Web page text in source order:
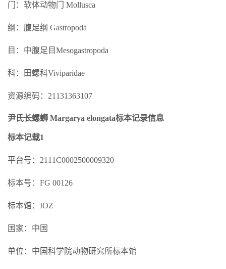
门：软体动物门 Mollusca
纲：腹足纲 Gastropoda
目：中腹足目Mesogastropoda
科：田螺科Viviparidae
资源编码：21131363107
尹氏长螺蛳 Margarya elongata标本记录信息
标本记载1
平台号：2111C0002500009320
标本号：FG 00126
标本馆：IOZ
国家：中国
单位：中国科学院动物研究所标本馆